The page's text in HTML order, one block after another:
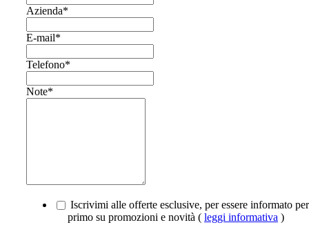
Azienda*
E-mail*
Telefono*
Note*
Iscrivimi alle offerte esclusive, per essere informato per
primo su promozioni e novità ( leggi informativa )